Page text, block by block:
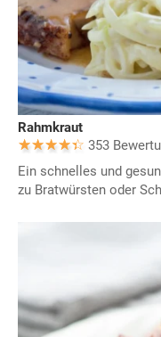
Rahmkraut
353
Ein schnelles und
zu Bratwürsten oder